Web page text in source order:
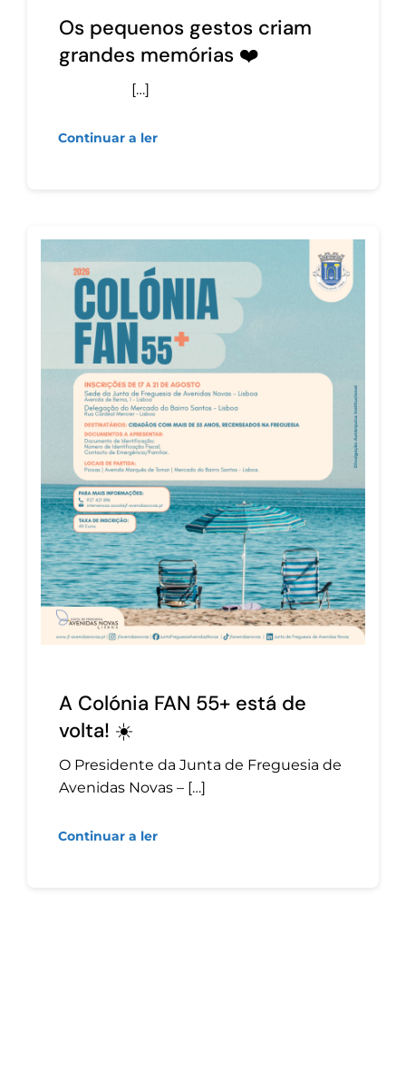
Os pequenos gestos criam
grandes memórias ❤️
[…]
Continuar a ler
A Colónia FAN 55+ está de
volta! ☀️
O Presidente da Junta de Freguesia de
Avenidas Novas – […]
Continuar a ler